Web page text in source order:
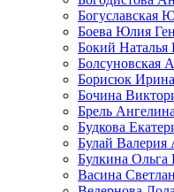
Богуславская
Боева Юлия
Бокий Наталья
Болсуновская
Борисюк Ирина
Бочина
Брель
Будкова
Булай Валерия
Булкина Ольга
Васина